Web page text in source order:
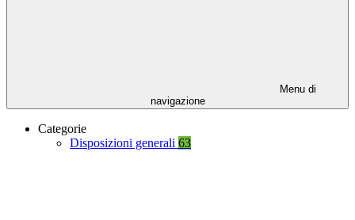
Menu di
navigazione
Categorie
Disposizioni generali 63